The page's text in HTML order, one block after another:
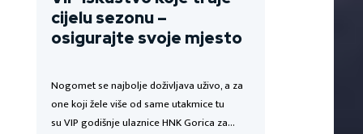
cijelu sezonu –
osigurajte svoje mjesto
Nogomet se najbolje doživljava uživo, a za
one koji žele više od same utakmice tu
su VIP godišnje ulaznice HNK Gorica za…